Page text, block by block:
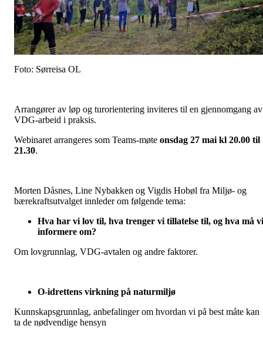
Foto: Sørreisa OL
Arrangører av løp og turorientering inviteres til en gjennomgang av
VDG-arbeid i praksis.
Webinaret arrangeres som Teams-møte onsdag 27 mai kl 20.00 til
21.30.
Morten Dåsnes, Line Nybakken og Vigdis Hobøl fra Miljø- og
bærekraftsutvalget innleder om følgende tema:
Hva har vi lov til, hva trenger vi tillatelse til, og hva må vi
informere om?
Om lovgrunnlag, VDG-avtalen og andre faktorer.
O-idrettens virkning på naturmiljø
Kunnskapsgrunnlag, anbefalinger om hvordan vi på best måte kan
ta de nødvendige hensyn